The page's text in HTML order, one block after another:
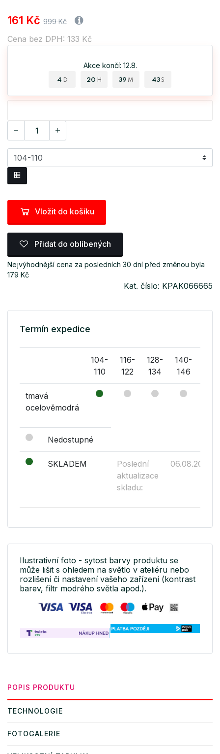
161 Kč 999 Kč
Cena bez DPH: 133 Kč
Akce končí: 12.8.
4 D 20 H 39 M 43 S
Vložit do košíku
Přidat do oblíbených
Nejvýhodnější cena za posledních 30 dní před změnou byla
179 Kč
Kat. číslo: KPAK066665
Termín expedice
104-
110
116-
122
128-
134
140-
146
tmavá
ocelověmodrá
Nedostupné
SKLADEM
Poslední
aktualizace
skladu:
06.08.2026
Ilustrativní foto - sytost barvy produktu se
může lišit s ohledem na světlo v ateliéru nebo
rozlišení či nastavení vašeho zařízení (kontrast
barev, filtr modrého světla apod.).
POPIS PRODUKTU
TECHNOLOGIE
FOTOGALERIE